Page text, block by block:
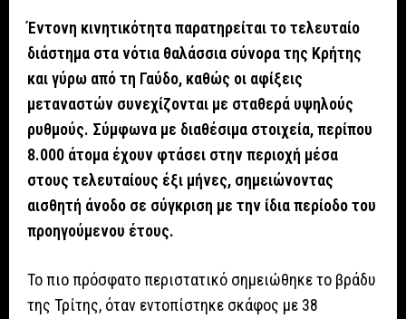
Έντονη κινητικότητα παρατηρείται το τελευταίο
διάστημα στα νότια θαλάσσια σύνορα της Κρήτης
και γύρω από τη Γαύδο, καθώς οι αφίξεις
μεταναστών συνεχίζονται με σταθερά υψηλούς
ρυθμούς. Σύμφωνα με διαθέσιμα στοιχεία, περίπου
8.000 άτομα έχουν φτάσει στην περιοχή μέσα
στους τελευταίους έξι μήνες, σημειώνοντας
αισθητή άνοδο σε σύγκριση με την ίδια περίοδο του
προηγούμενου έτους.
Το πιο πρόσφατο περιστατικό σημειώθηκε το βράδυ
της Τρίτης, όταν εντοπίστηκε σκάφος με 38